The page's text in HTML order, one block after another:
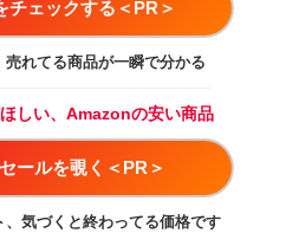
チェックする＜PR＞
れてる商品が一瞬で分かる
しい、Amazonの安い商品
ールを覗く＜PR＞
、気づくと終わってる価格です